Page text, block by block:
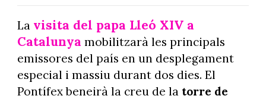
La visita del papa Lleó XIV a
Catalunya mobilitzarà les principals
emissores del país en un desplegament
especial i massiu durant dos dies. El
Pontífex beneirà la creu de la torre de